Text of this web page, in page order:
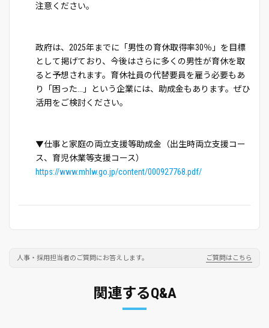
注意ください。
政府は、2025年までに「男性の育休取得率30％」を目標
として掲げており、今後はさらに多くの男性が育休を取
ると予想されます。育休社員の代替要員を雇う必要もあ
り「困った...」という企業には、助成金もあります。ぜひ
活用をご検討ください。
▼仕事と家庭の両立支援等助成金（出生時両立支援コー
ス、育児休業等支援コース）
https://www.mhlw.go.jp/content/000927768.pdf/
人事・採用担当者のご質問にお答えします。 ご質問はこちら
関連するQ&A